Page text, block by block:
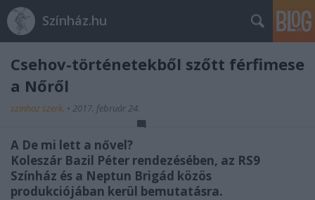
Színház.hu
Csehov-történetekből szőtt férfimese
a Nőről
szinhaz szerk. • 2017. február 24.
A De mi lett a nővel?
Koleszár Bazil Péter rendezésében, az RS9
Színház és a Neptun Brigád közös
produkciójában kerül bemutatásra.